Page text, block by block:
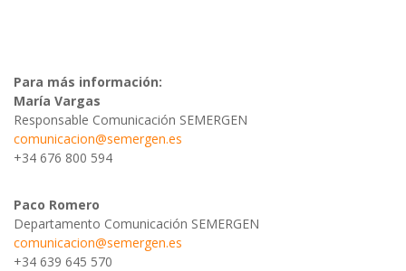
Para más información:
María Vargas
Responsable Comunicación SEMERGEN
comunicacion@semergen.es
+34 676 800 594
Paco Romero
Departamento Comunicación SEMERGEN
comunicacion@semergen.es
+34 639 645 570